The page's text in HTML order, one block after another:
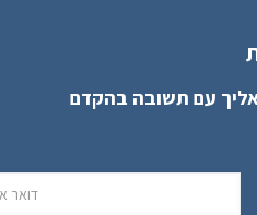
עם תשובה בהקדם